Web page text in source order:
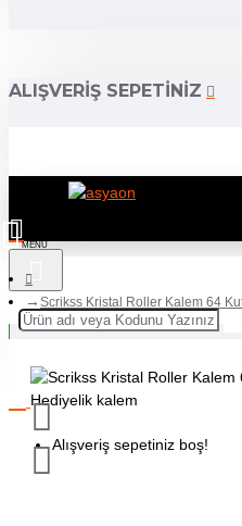
ALIŞVERIŞ SEPETINIZ
Alışveriş sepetiniz boş!
Scrikss Kristal Roller Kalem 64